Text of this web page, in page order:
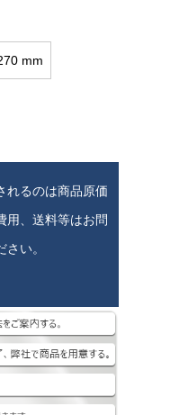
mm
れるのは商品原価
用、送料等はお問
い。